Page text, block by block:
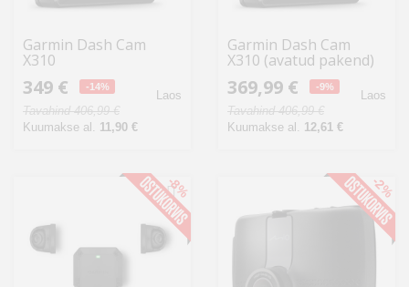
Garmin Dash Cam
X310
349 € -14%
Tavahind 406,99 €
Kuumakse al. 11,90 €
Laos
Garmin Dash Cam
X310 (avatud pakend)
369,99 € -9%
Tavahind 406,99 €
Kuumakse al. 12,61 €
Laos
-8% -2%